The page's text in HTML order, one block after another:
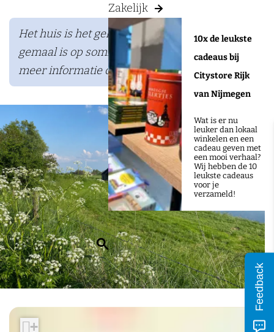
Zakelijk
10x de leukste
cadeaus bij
Citystore Rijk
van Nijmegen
Wat is er nu
leuker dan lokaal
winkelen en een
cadeau geven met
een mooi verhaal?
Wij hebben de 10
leukste cadeaus
voor je
verzameld!
Z
o
e
i
j
Het huis is het gehele jaar te boeken, het
gemaal is op sommige dagen open bekijk voor
meer informatie de website.
+
Feedback